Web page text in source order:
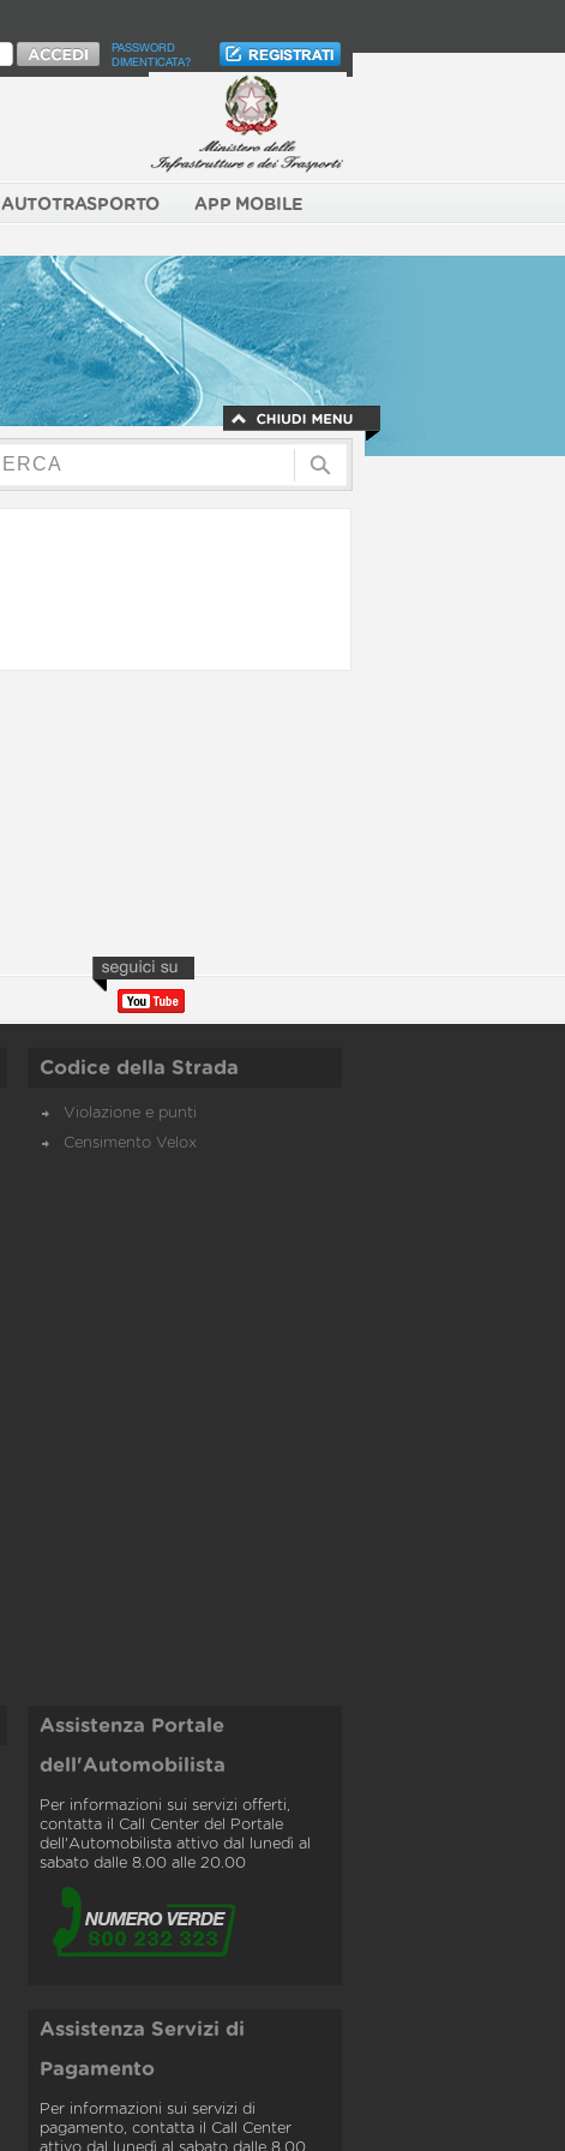
PASSWORD
DIMENTICATA?
AUTOTRASPORTO APP MOBILE
Codice della Strada
Violazione e punti
Censimento Velox
Assistenza Portale
dell'Automobilista
Per informazioni sui servizi offerti,
contatta il Call Center del Portale
dell'Automobilista attivo dal lunedì al
sabato dalle 8.00 alle 20.00
Assistenza Servizi di
Pagamento
Per informazioni sui servizi di
pagamento, contatta il Call Center